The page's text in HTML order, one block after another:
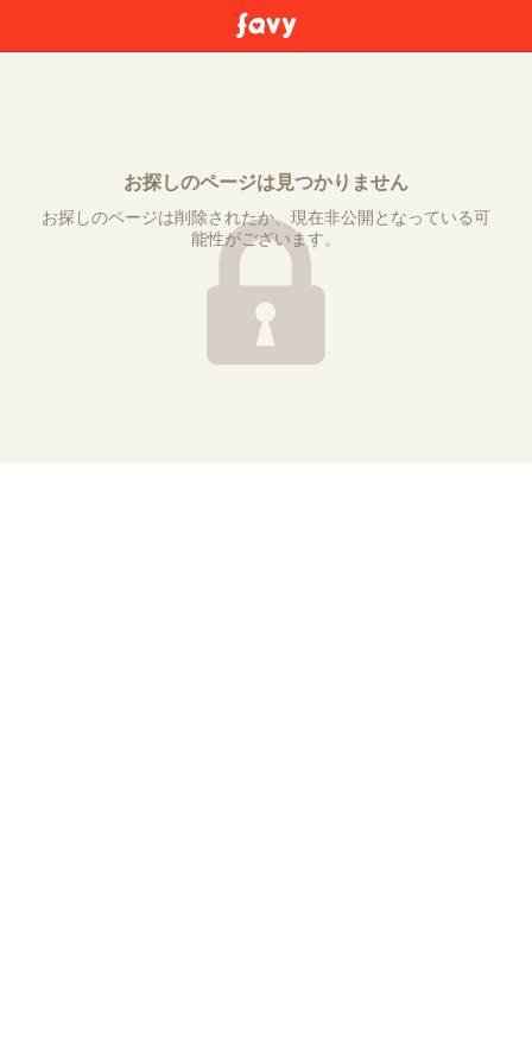
お探しのページは見つかりません
お探しのページは削除されたか、現在非公開となっている可
能性がございます。